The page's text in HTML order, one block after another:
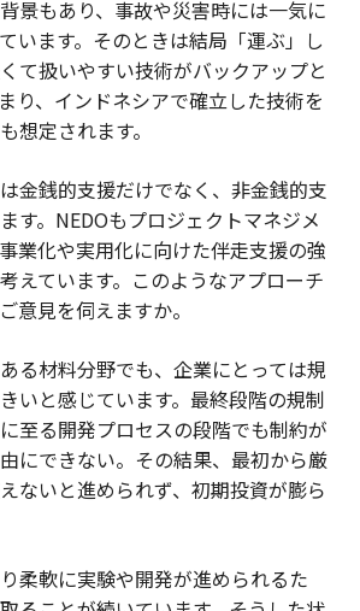
景もあり、事故や災害時には一気に
います。そのときは結局「運ぶ」し
て扱いやすい技術がバックアップと
り、インドネシアで確立した技術を
想定されます。
金銭的支援だけでなく、非金銭的支
す。NEDOもプロジェクトマネジメ
業化や実用化に向けた伴走支援の強
えています。このようなアプローチ
意見を伺えますか。
る材料分野でも、企業にとっては規
いと感じています。最終段階の規制
至る開発プロセスの段階でも制約が
にできない。その結果、最初から厳
ないと進められず、初期投資が膨ら
柔軟に実験や開発が進められるた